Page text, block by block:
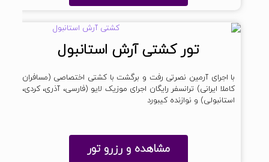
تور کشتی آرش استانبول
با اجرای آرمین نصرتی رفت و برگشت با کشتی اختصاصی (مسافران
کاملا ایرانی) ترانسفر رایگان اجرای موزیک لایو (فارسی، آذری، کردی،
استانبولی) و نوازنده کیبورد
مشاهده و رزرو تور